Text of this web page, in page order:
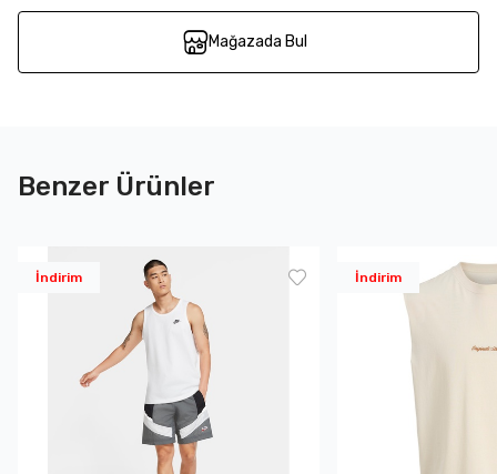
Mağazada Bul
Benzer Ürünler
İndirim İndirim